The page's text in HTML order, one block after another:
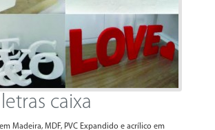
caixa
Madeira, MDF, PVC Expandido e acrílico em